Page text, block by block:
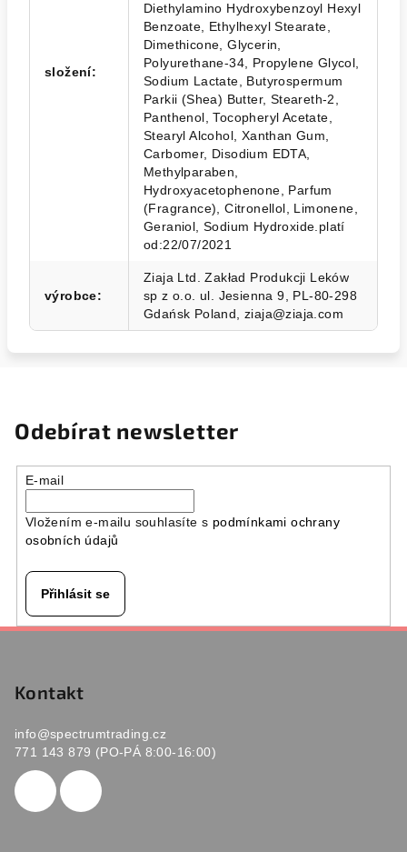
složení:
Diethylamino Hydroxybenzoyl Hexyl
Benzoate, Ethylhexyl Stearate,
Dimethicone, Glycerin,
Polyurethane-34, Propylene Glycol,
Sodium Lactate, Butyrospermum
Parkii (Shea) Butter, Steareth-2,
Panthenol, Tocopheryl Acetate,
Stearyl Alcohol, Xanthan Gum,
Carbomer, Disodium EDTA,
Methylparaben,
Hydroxyacetophenone, Parfum
(Fragrance), Citronellol, Limonene,
Geraniol, Sodium Hydroxide.platí
od:22/07/2021
výrobce:
Ziaja Ltd. Zakład Produkcji Leków
sp z o.o. ul. Jesienna 9, PL-80-298
Gdańsk Poland, ziaja@ziaja.com
Odebírat newsletter
E-mail
Vložením e-mailu souhlasíte s podmínkami ochrany
osobních údajů
Přihlásit se
Kontakt
info@spectrumtrading.cz
771 143 879 (PO-PÁ 8:00-16:00)